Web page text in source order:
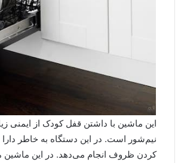
این ماشین با داشتن قفل کودک از